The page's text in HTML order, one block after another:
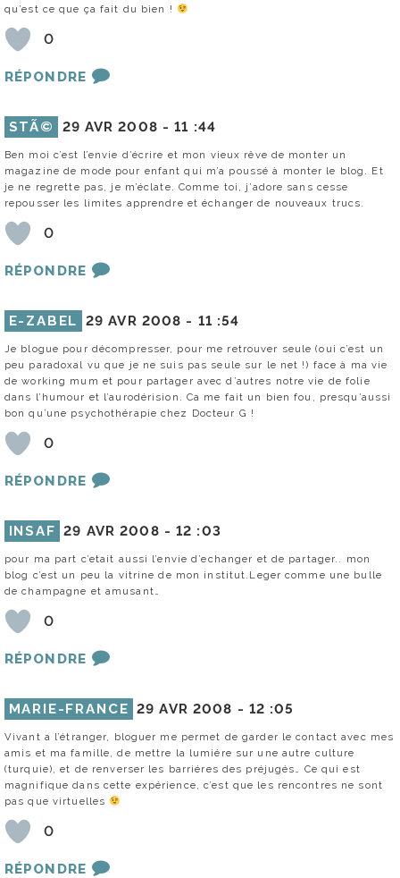
qu’est ce que ça fait du bien !
0
RÉPONDRE
STÃ© 29 AVR 2008 -11 :44
Ben moi c’est l’envie d’écrire et mon vieux rêve de monter un
magazine de mode pour enfant qui m’a poussé à monter le blog. Et
je ne regrette pas, je m’éclate. Comme toi, j’adore sans cesse
repousser les limites apprendre et échanger de nouveaux trucs.
0
RÉPONDRE
E-ZABEL 29 AVR 2008 - 11 :54
Je blogue pour décompresser, pour me retrouver seule (oui c’est un
peu paradoxal vu que je ne suis pas seule sur le net !) face à ma vie
de working mum et pour partager avec d’autres notre vie de folie
dans l’humour et l’aurodérision. Ca me fait un bien fou, presqu’aussi
bon qu’une psychothérapie chez Docteur G !
0
RÉPONDRE
INSAF 29 AVR 2008 -12 :03
pour ma part c’etait aussi l’envie d’echanger et de partager.. mon
blog c’est un peu la vitrine de mon institut.Leger comme une bulle
de champagne et amusant…
0
RÉPONDRE
MARIE-FRANCE 29 AVR 2008 - 12 :05
Vivant a l’étranger, bloguer me permet de garder le contact avec mes
amis et ma famille, de mettre la lumiére sur une autre culture
(turquie), et de renverser les barriéres des préjugés… Ce qui est
magnifique dans cette expérience, c’est que les rencontres ne sont
pas que virtuelles
0
RÉPONDRE